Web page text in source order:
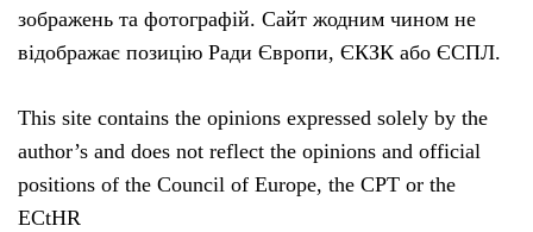
зображень та фотографій. Сайт жодним чином не
відображає позицію Ради Європи, ЄКЗК або ЄСПЛ.
This site contains the opinions expressed solely by the
author’s and does not reflect the opinions and official
positions of the Council of Europe, the CPT or the
ECtHR